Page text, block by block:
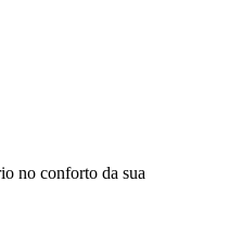
no conforto da sua